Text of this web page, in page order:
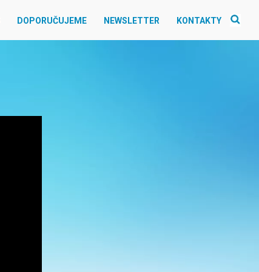
DOPORUČUJEME NEWSLETTER KONTAKTY